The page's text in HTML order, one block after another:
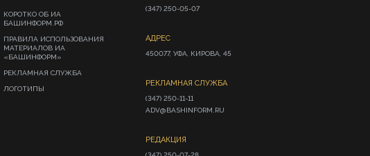
КОРОТКО ОБ ИА
БАШИНФОРМ.РФ
ПРАВИЛА ИСПОЛЬЗОВАНИЯ
МАТЕРИАЛОВ ИА
«БАШИНФОРМ»
РЕКЛАМНАЯ СЛУЖБА
ЛОГОТИПЫ
(347) 250-05-07
АДРЕС
450077, УФА, КИРОВА, 45
РЕКЛАМНАЯ СЛУЖБА
(347) 250-11-11
ADV@BASHINFORM.RU
РЕДАКЦИЯ